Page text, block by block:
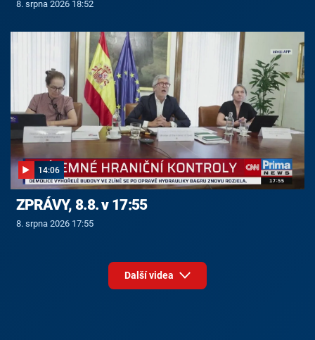
8. srpna 2026 18:52
14:06
ZPRÁVY, 8.8. v 17:55
8. srpna 2026 17:55
Další videa